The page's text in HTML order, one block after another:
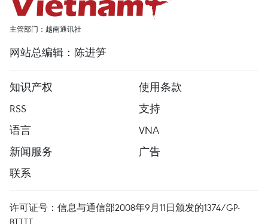
主管部门：越南通讯社
网站总编辑：陈进笋
知识产权
使用条款
RSS
支持
语言
VNA
新闻服务
广告
联系
许可证号：信息与通信部2008年9月11日颁发的1374/GP-